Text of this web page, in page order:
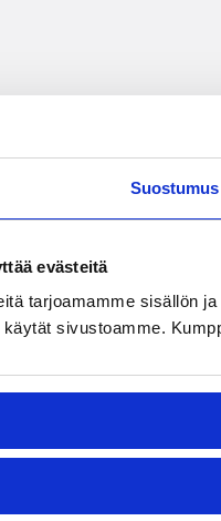
Suostumus
evästeitä
tarjoamamme sisällön
sivustoamme.